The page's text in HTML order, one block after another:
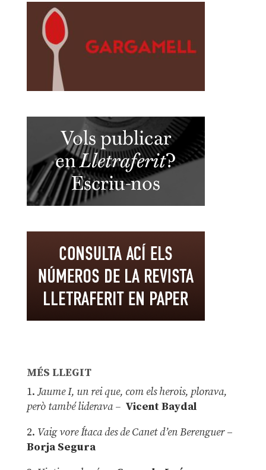
MÉS LLEGIT
1.Jaume I, un rei que, com els herois, plorava,
però també liderava – Vicent Baydal
2. Vaig vore Ítaca des de Canet d’en Berenguer–
Borja Segura